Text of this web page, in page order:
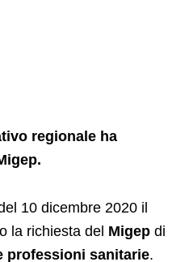
regionale ha
10 dicembre 2020 il
la richiesta del Migep di
professioni sanitarie.